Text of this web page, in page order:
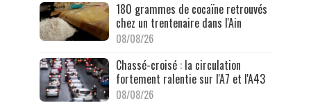
180 grammes de cocaïne retrouvés
chez un trentenaire dans l'Ain
08/08/26
Chassé-croisé : la circulation
fortement ralentie sur l'A7 et l'A43
08/08/26